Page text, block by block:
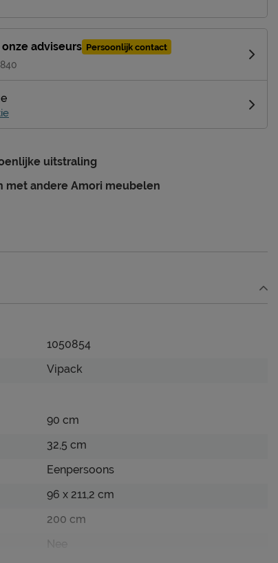
adviseurs Persoonlijk contact
uitstraling
met andere Amori meubelen
1050854
Vipack
90 cm
32,5 cm
Eenpersoons
96 x 211,2 cm
200 cm
Nee